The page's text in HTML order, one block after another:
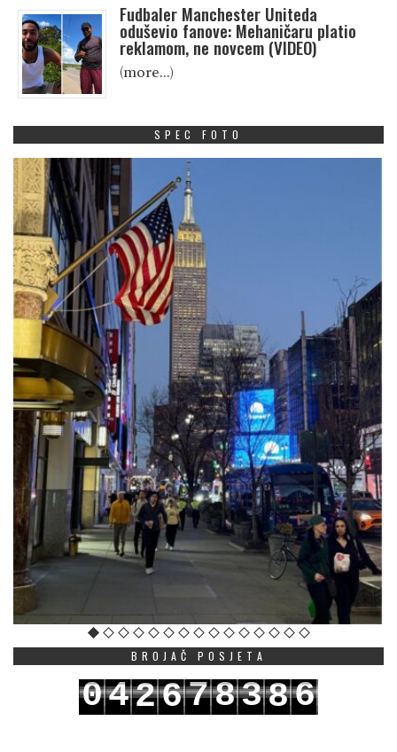
Fudbaler Manchester Uniteda
oduševio fanove: Mehaničaru platio
reklamom, ne novcem (VIDEO)
(more…)
SPEC FOTO
BROJAČ POSJETA
042678386